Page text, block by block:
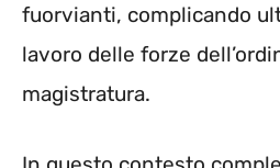
fuorvianti, complicando
lavoro delle forze
magistratura.